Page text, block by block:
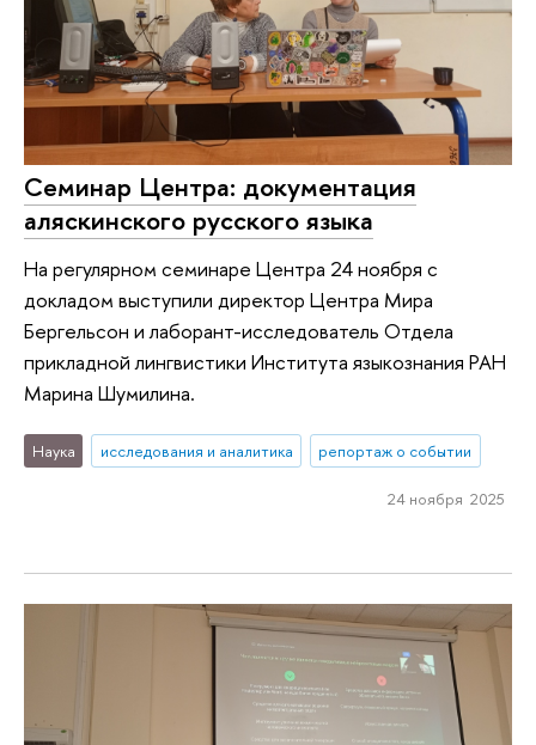
Семинар Центра: документация
аляскинского русского языка
На регулярном семинаре Центра 24 ноября с
докладом выступили директор Центра Мира
Бергельсон и лаборант-исследователь Отдела
прикладной лингвистики Института языкознания РАН
Марина Шумилина.
Наука исследования и аналитика репортаж о событии
24 ноября 2025